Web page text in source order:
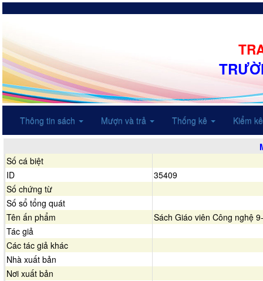
Thông tin sách Mượn và trả Thống kê Kiểm
Số cá biệt
ID
35409
Số chứng từ
Số sổ tổng quát
Tên ấn phẩm
Sách Giáo viên Công nghệ
Tác giả
Các tác giả khác
Nhà xuất bản
Nơi xuất bản